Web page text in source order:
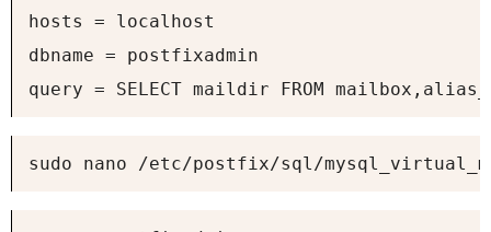
hosts = localhost
dbname = postfixadmin
query = SELECT maildir FROM
sudo nano /etc/postfix/sql/